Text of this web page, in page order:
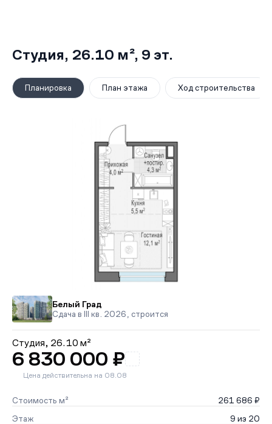
Студия, 26.10 м², 9 эт.
Планировка План этажа Ход строительства
Белый Град
Сдача в III кв. 2026, строится
Студия, 26.10 м²
6 830 000 ₽
Цена действительна на 08.08
Стоимость м²
261 686 ₽
Этаж
9 из 20